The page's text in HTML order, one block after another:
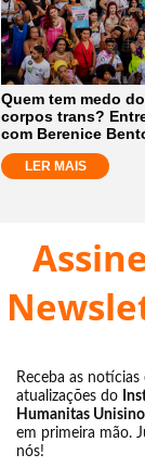
Quem tem medo
corpos trans?
com Berenice
LER MAIS
Receba as notícias
atualizações do
Humanitas
em primeira mão.
nós!